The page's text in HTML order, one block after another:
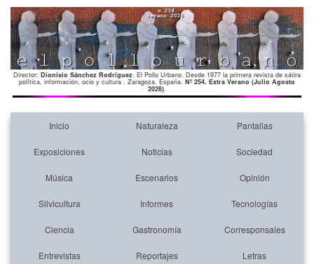
Director: Dionisio Sánchez Rodríguez. El Pollo Urbano. Desde 1977 la primera revista de sátira
política, información, ocio y cultura . Zaragoza. España. Nº 254. Extra Verano (Julio Agosto
2026).
Inicio Naturaleza Pantallas
Exposiciones Noticias Sociedad
Música Escenarios Opinión
Silvicultura Informes Tecnologías
Ciencia Gastronomía Corresponsales
Entrevistas Reportajes Letras